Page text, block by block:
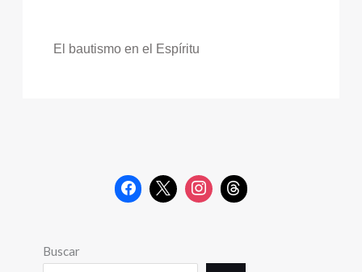
El bautismo en el Espíritu
Buscar